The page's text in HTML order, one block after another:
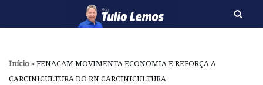
o
conteúdo
Início»FENACAM MOVIMENTA ECONOMIA E REFORÇA A
CARCINICULTURA DO RN CARCINICULTURA